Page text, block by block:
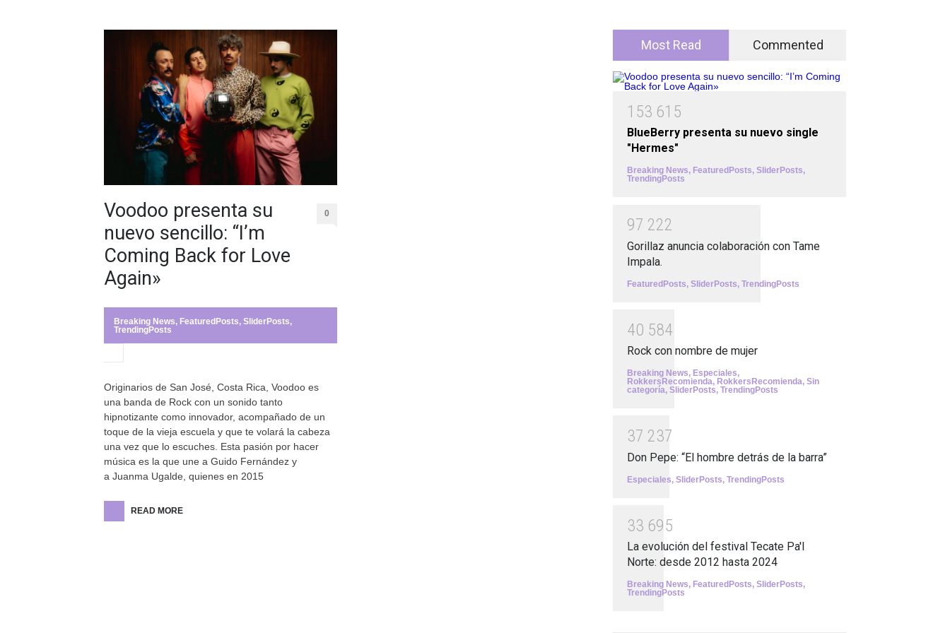
Voodoo presenta su
nuevo sencillo: “I’m
Coming Back for Love
Again»
0
Breaking News, FeaturedPosts, SliderPosts,
TrendingPosts
Originarios de San José, Costa Rica, Voodoo es
una banda de Rock con un sonido tanto
hipnotizante como innovador, acompañado de un
toque de la vieja escuela y que te volará la cabeza
una vez que lo escuches. Esta pasión por hacer
música es la que une a Guido Fernández y
a Juanma Ugalde, quienes en 2015
READ MORE
Most Read Commented
1 53 61 5
BlueBerry presenta su nuevo single
"Hermes"
Breaking News, FeaturedPosts, SliderPosts,
TrendingPosts
97 222
Gorillaz anuncia colaboración con Tame
Impala.
FeaturedPosts, SliderPosts, TrendingPosts
40 584
Rock con nombre de mujer
Breaking News, Especiales,
RokkersRecomienda, RokkersRecomienda, Sin
categoría, SliderPosts, TrendingPosts
37 237
Don Pepe: “El hombre detrás de la barra”
Especiales, SliderPosts, TrendingPosts
33 695
La evolución del festival Tecate Pa'l
Norte: desde 2012 hasta 2024
Breaking News, FeaturedPosts, SliderPosts,
TrendingPosts